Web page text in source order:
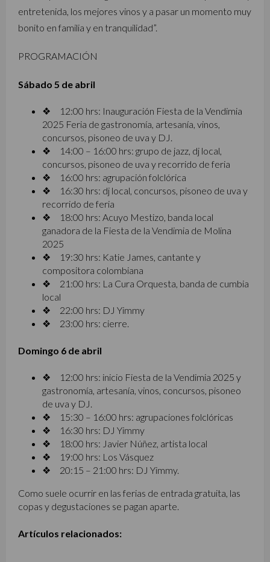
entretenida, los mejores vinos y a pasar un momento muy
bonito en familia y en tranquilidad”.
PROGRAMACIÓN
Sábado 5 de abril
❖ 12:00 hrs: Inauguración Fiesta de la Vendimia
2025 Feria de gastronomía, artesanía, vinos,
concursos, pisoneo de uva y DJ.
❖ 14:00 – 16:00 hrs: grupo de jazz, dj local,
concursos, pisoneo de uva y recorrido de feria
❖ 16:00 hrs: agrupación folclórica
❖ 16:30 hrs: dj local, concursos, pisoneo de uva y
recorrido de feria
❖ 18:00 hrs: Acuyo Mestizo, banda local
ganadora de la Fiesta de la Vendimia de Molina
2025
❖ 19:30 hrs: Katie James, cantante y
compositora colombiana
❖ 21:00 hrs: La Cura Orquesta, banda de cumbia
local
❖ 22:00 hrs: DJ Yimmy
❖ 23:00 hrs: cierre.
Domingo 6 de abril
❖ 12:00 hrs: inicio Fiesta de la Vendimia 2025 y
gastronomía, artesanía, vinos, concursos, pisoneo
de uva y DJ.
❖ 15:30 – 16:00 hrs: agrupaciones folclóricas
❖ 16:30 hrs: DJ Yimmy
❖ 18:00 hrs: Javier Núñez, artista local
❖ 19:00 hrs: Los Vásquez
❖ 20:15 – 21:00 hrs: DJ Yimmy.
Como suele ocurrir en las ferias de entrada gratuita, las
copas y degustaciones se pagan aparte.
Artículos relacionados: